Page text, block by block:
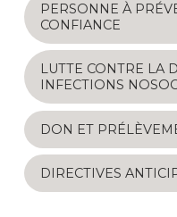
PERSONNE À
CONFIANCE
LUTTE CONTRE LA
INFECTIONS
DON ET
DIRECTIVES